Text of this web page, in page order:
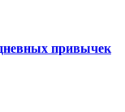
привычек